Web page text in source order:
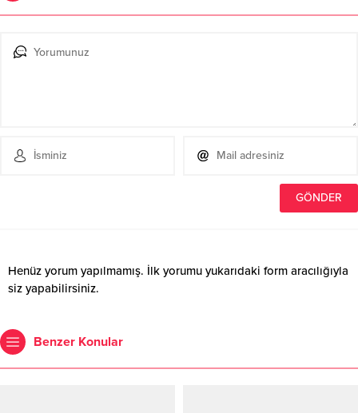
Henüz yorum yapılmamış. İlk yorumu yukarıdaki form aracılığıyla
siz yapabilirsiniz.
Benzer Konular